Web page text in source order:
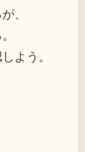
、
よう。